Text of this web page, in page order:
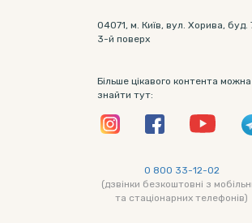
04071, м. Київ, вул. Хорива, буд.
3-й поверх
Більше цікавого контента можна
знайти тут:
0 800 33-12-02
(дзвінки безкоштовні з
та стаціонарних телефонів)